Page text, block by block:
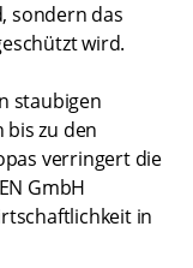
sondern das
wird.
staubigen
zu den
verringert die
GmbH
in